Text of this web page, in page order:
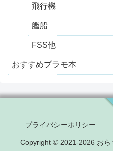
飛行機
艦船
FSS他
おすすめプラモ本
プライバシーポリシー
Copyright © 2021-2026 おら